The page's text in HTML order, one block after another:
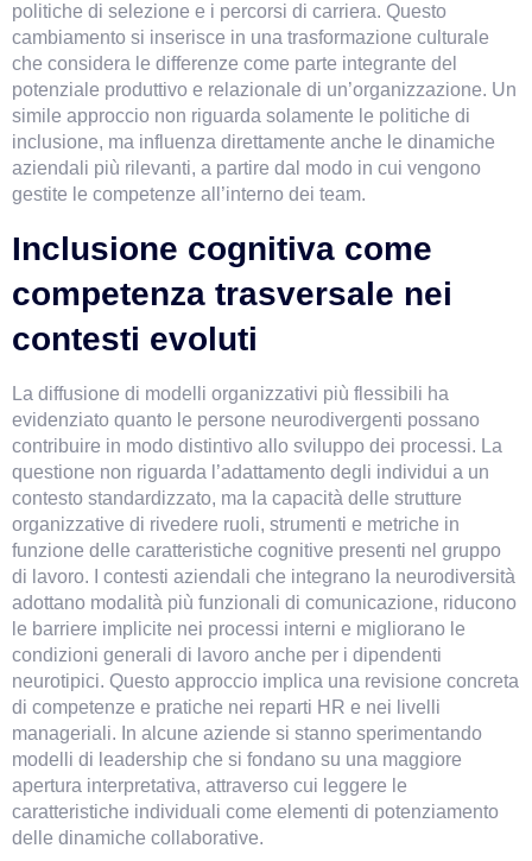
politiche di selezione e i percorsi di carriera. Questo
cambiamento si inserisce in una trasformazione culturale
che considera le differenze come parte integrante del
potenziale produttivo e relazionale di un’organizzazione. Un
simile approccio non riguarda solamente le politiche di
inclusione, ma influenza direttamente anche le dinamiche
aziendali più rilevanti, a partire dal modo in cui vengono
gestite le competenze all’interno dei team.
Inclusione cognitiva come
competenza trasversale nei
contesti evoluti
La diffusione di modelli organizzativi più flessibili ha
evidenziato quanto le persone neurodivergenti possano
contribuire in modo distintivo allo sviluppo dei processi. La
questione non riguarda l’adattamento degli individui a un
contesto standardizzato, ma la capacità delle strutture
organizzative di rivedere ruoli, strumenti e metriche in
funzione delle caratteristiche cognitive presenti nel gruppo
di lavoro. I contesti aziendali che integrano la neurodiversità
adottano modalità più funzionali di comunicazione, riducono
le barriere implicite nei processi interni e migliorano le
condizioni generali di lavoro anche per i dipendenti
neurotipici. Questo approccio implica una revisione concreta
di competenze e pratiche nei reparti HR e nei livelli
manageriali. In alcune aziende si stanno sperimentando
modelli di leadership che si fondano su una maggiore
apertura interpretativa, attraverso cui leggere le
caratteristiche individuali come elementi di potenziamento
delle dinamiche collaborative.
VismarChat AI Agent
Salve! Sono VismarChat, l'agente AI di Vismarcorp. In
cosa possiamo esserti utile?